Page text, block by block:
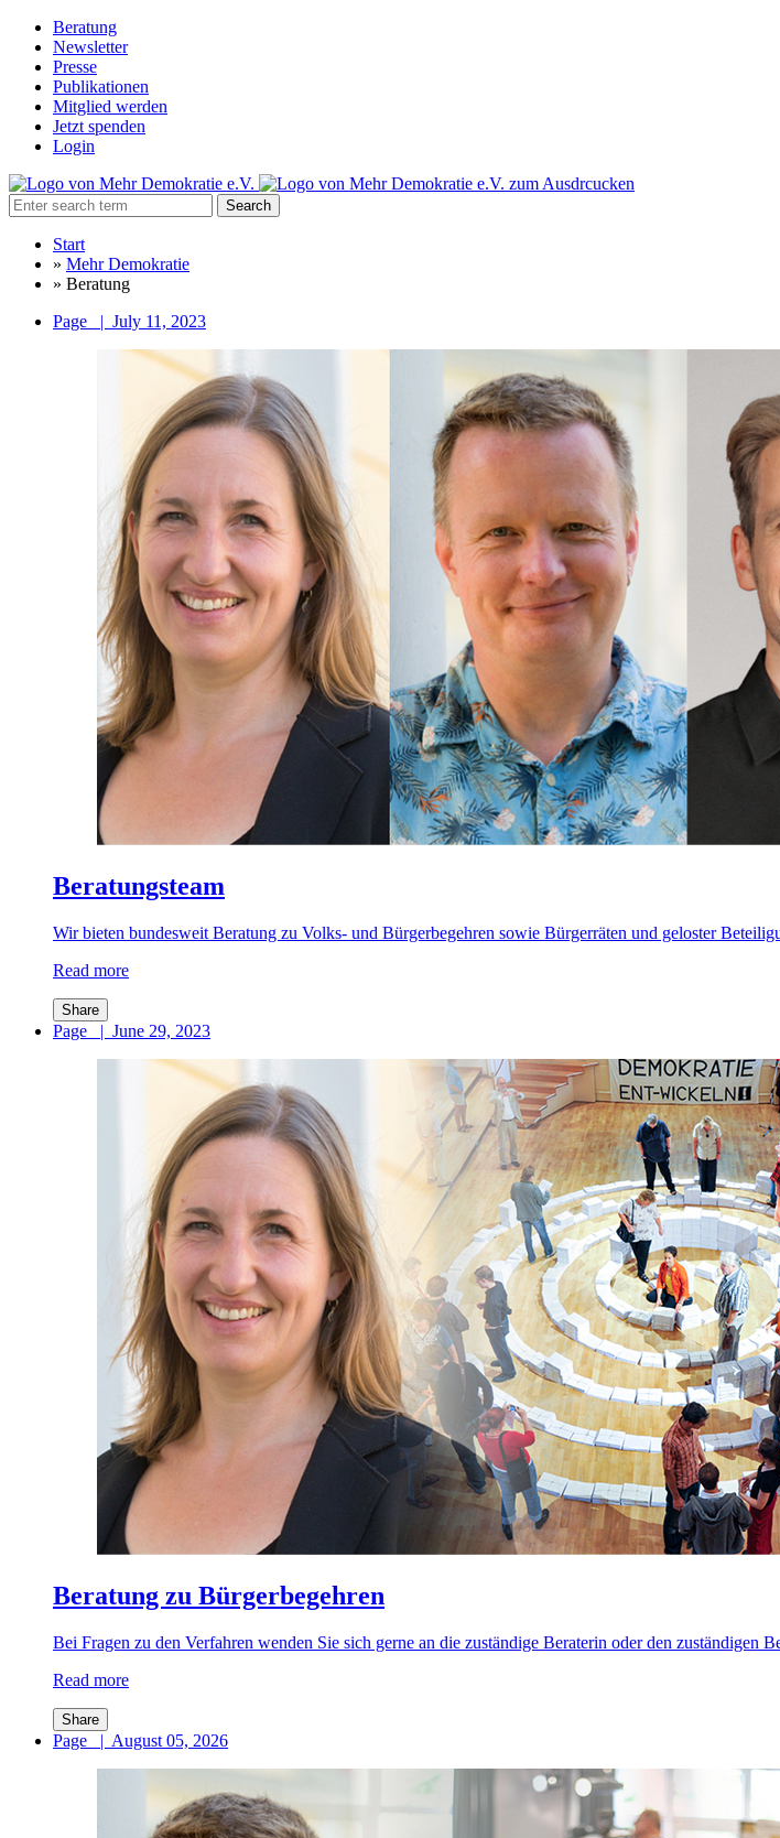
Beratung
Newsletter
Presse
Publikationen
Mitglied werden
Jetzt spenden
Login
Search
Start
» Mehr Demokratie
» Beratung
Page
| July 11, 2023
Beratungsteam
Wir bieten bundesweit Beratung zu Volks- und Bürgerbegehren sowie Bürgerräten und geloster
Read more
Share
Page | June 29, 2023
Beratung zu Bürgerbegehren
Bei Fragen zu den Verfahren wenden Sie sich gerne an die zuständige Beraterin oder den zuständigen
Read more
Share
Page | August 05, 2026